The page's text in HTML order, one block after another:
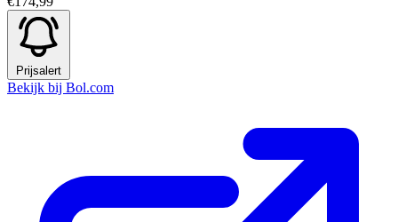
Prijsalert
Bekijk bij Bol.com